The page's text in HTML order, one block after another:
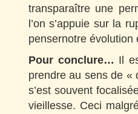
transparaître une
l’on s’appuie sur la
pensernotre évolution
Pour conclure… Il
prendre au sens de «
s’est souvent
vieillesse. Ceci